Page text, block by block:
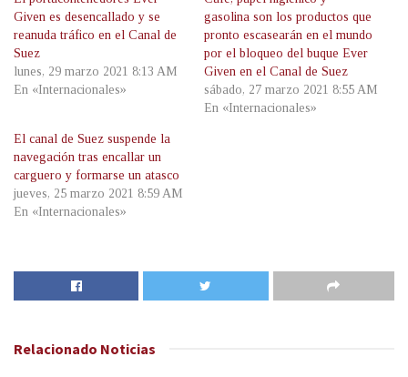
Given es desencallado y se
reanuda tráfico en el Canal de
Suez
lunes, 29 marzo 2021 8:13 AM
En «Internacionales»
gasolina son los productos que
pronto escasearán en el mundo
por el bloqueo del buque Ever
Given en el Canal de Suez
sábado, 27 marzo 2021 8:55 AM
En «Internacionales»
El canal de Suez suspende la
navegación tras encallar un
carguero y formarse un atasco
jueves, 25 marzo 2021 8:59 AM
En «Internacionales»
Relacionado Noticias